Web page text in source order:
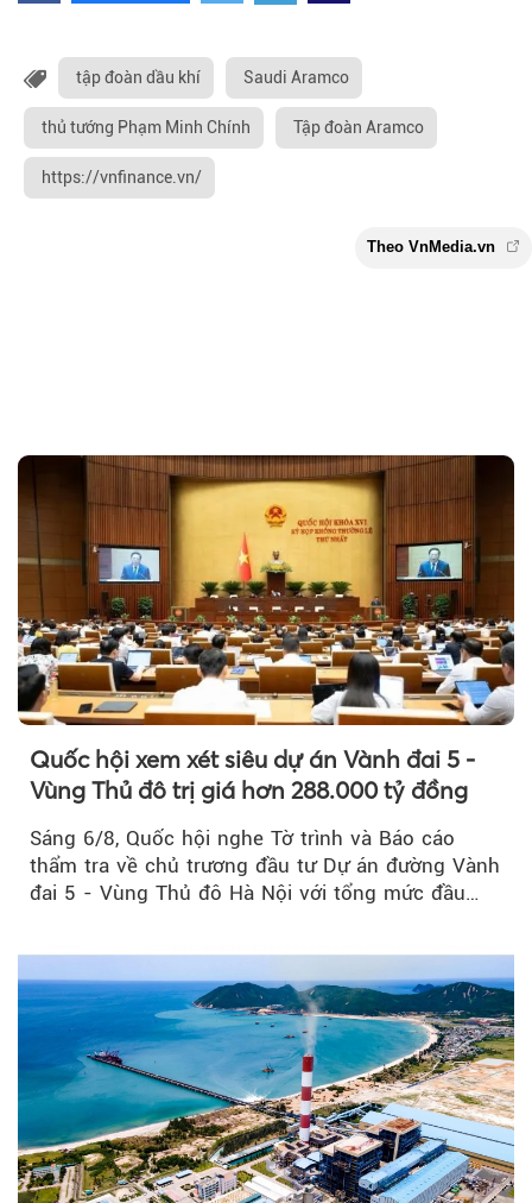
tập đoàn dầu khí Saudi Aramco
thủ tướng Phạm Minh Chính Tập đoàn Aramco
https://vnfinance.vn/
Theo
Quốc hội xem xét siêu dự án Vành đai 5 -
Vùng Thủ đô trị giá hơn 288.000 tỷ đồng
Sáng 6/8, Quốc hội nghe Tờ trình và Báo cáo
thẩm tra về chủ trương đầu tư Dự án đường Vành
đai 5 - Vùng Thủ đô Hà Nội với tổng mức đầu